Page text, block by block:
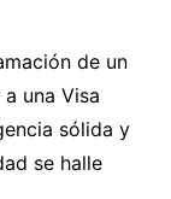
de un
una Visa
sólida y
se halle